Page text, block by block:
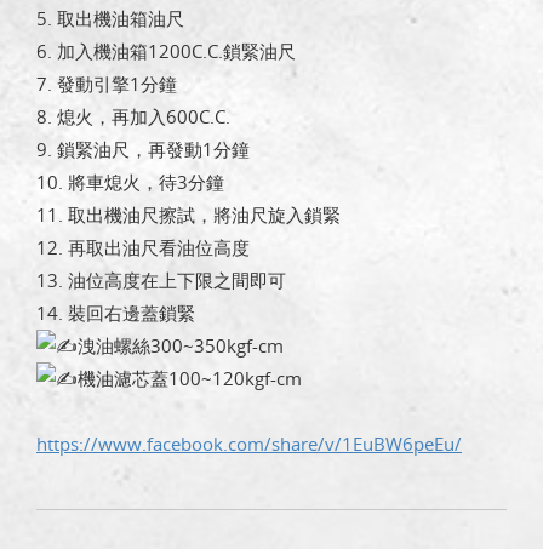
5. 取出機油箱油尺
6. 加入機油箱1200C.C.鎖緊油尺
7. 發動引擎1分鐘
8. 熄火，再加入600C.C.
9. 鎖緊油尺，再發動1分鐘
10. 將車熄火，待3分鐘
11. 取出機油尺擦試，將油尺旋入鎖緊
12. 再取出油尺看油位高度
13. 油位高度在上下限之間即可
14. 裝回右邊蓋鎖緊
洩油螺絲300~350kgf-cm
機油濾芯蓋100~120kgf-cm
https://www.facebook.com/share/v/1EuBW6peEu/